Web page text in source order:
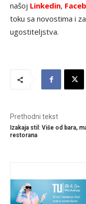
našoj Linkedin,
toku sa novostima i
ugostiteljstva.
Prethodni tekst
Izakaja stil: Više od bara,
restorana